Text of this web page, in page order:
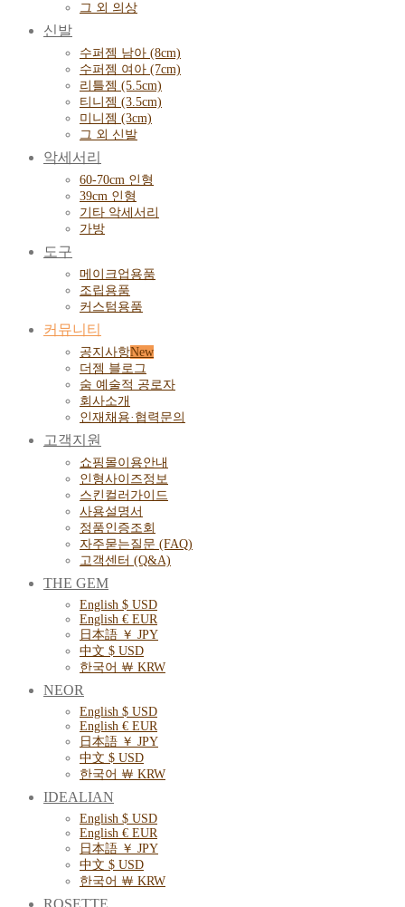
그 외 의상
신발
수퍼젬 남아 (8cm)
수퍼젬 여아 (7cm)
리틀젬 (5.5cm)
티니젬 (3.5cm)
미니젬 (3cm)
그 외 신발
악세서리
60-70cm 인형
39cm 인형
기타 악세서리
가방
도구
메이크업용품
조립용품
커스텀용품
커뮤니티
공지사항
더젬 블로그
숨 예술적 공로자
회사소개
인재채용·협력문의
고객지원
쇼핑몰이용안내
인형사이즈정보
스킨컬러가이드
사용설명서
정품인증조회
자주묻는질문 (FAQ)
고객센터 (Q&A)
THE GEM
English $ USD
English € EUR
日本語 ￥ JPY
中文 $ USD
한국어 ￦ KRW
NEOR
English $ USD
English € EUR
日本語 ￥ JPY
中文 $ USD
한국어 ￦ KRW
IDEALIAN
English $ USD
English € EUR
日本語 ￥ JPY
中文 $ USD
한국어 ￦ KRW